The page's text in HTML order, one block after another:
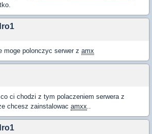
moge polonczyc serwer z amx
ci chodzi z tym polaczeniem serwera z
chcesz zainstalowac amxx..